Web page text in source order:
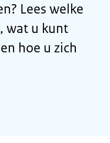
Lees welke
wat u kunt
hoe u zich